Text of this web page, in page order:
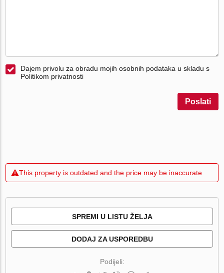
Dajem privolu za obradu mojih osobnih podataka u skladu s
Politikom privatnosti
Poslati
This property is outdated and the price may be inaccurate
SPREMI U LISTU ŽELJA
DODAJ ZA USPOREDBU
Podijeli: